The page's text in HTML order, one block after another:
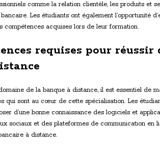
comme la relation clientèle, les produits et
Les étudiants ont également l’opportunité
compétences acquises lors de leur formation.
requises pour
de la banque à distance, il est essentiel de
qui sont au cœur de cette spécialisation. Les
d’une bonne connaissance des logiciels et
sociaux et des plateformes de communication
à distance.